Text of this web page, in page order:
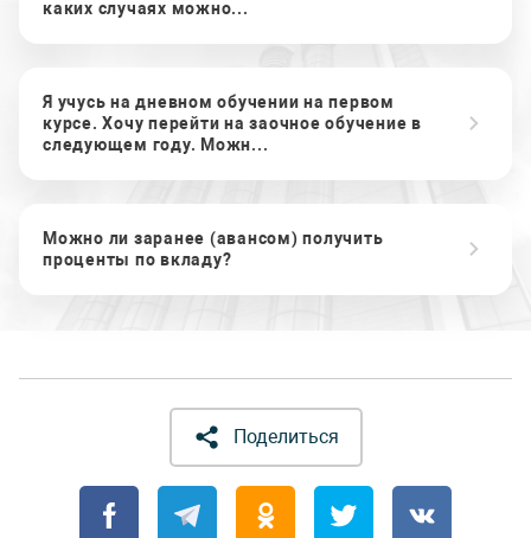
каких случаях можно...
Я учусь на дневном обучении на первом
курсе. Хочу перейти на заочное обучение в
следующем году. Можн...
Можно ли заранее (авансом) получить
проценты по вкладу?
Поделиться